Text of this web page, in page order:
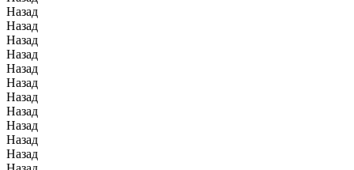
Назад
Назад
Назад
Назад
Назад
Назад
Назад
Назад
Назад
Назад
Назад